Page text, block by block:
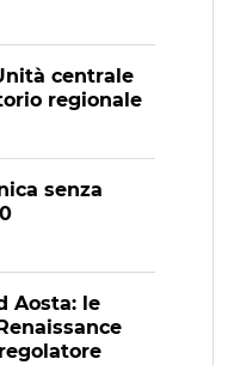
centrale
regionale
senza
Aosta: le